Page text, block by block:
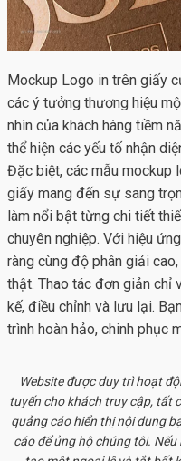
Mockup Logo in trên giấy
các ý tưởng thương hiệu
nhìn của khách hàng tiềm
thể hiện các yếu tố nhận
Đặc biệt, các mẫu mockup
giấy mang đến sự sang
làm nổi bật từng chi tiết
chuyên nghiệp. Với hiệu
ràng cùng độ phân giải
thật. Thao tác đơn giản chỉ
kế, điều chỉnh và lưu lại.
trình hoàn hảo, chinh phục
Website được duy trì hoạt
tuyến cho khách truy cập, tất
quảng cáo hiển thị nội dung
cáo để ủng hộ chúng tôi.